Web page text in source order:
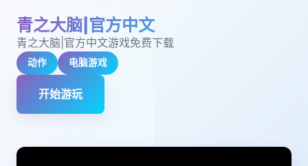
青之大脑|官方中文
青之大脑|官方中文游戏免费下载
动作 电脑游戏
开始游玩